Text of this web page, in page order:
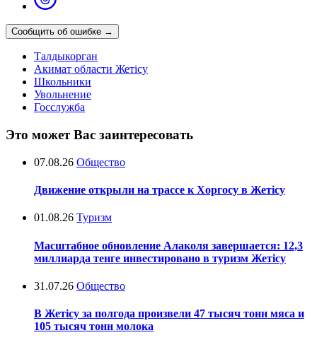
Сообщить об ошибке →
Талдыкорган
Акимат области Жетісу
Школьники
Увольнение
Госслужба
Это может Вас заинтересовать
07.08.26 Общество
Движение открыли на трассе к Хоргосу в Жетісу
01.08.26 Туризм
Масштабное обновление Алаколя завершается: 12,3
миллиарда тенге инвестировано в туризм Жетісу
31.07.26 Общество
В Жетісу за полгода произвели 47 тысяч тонн мяса и
105 тысяч тонн молока